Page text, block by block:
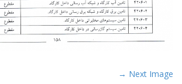
P
Next Image →